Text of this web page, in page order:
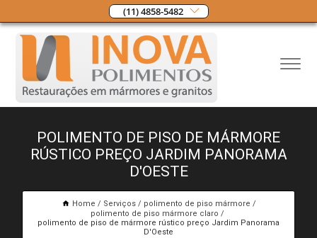
(11) 4858-5482
POLIMENTO DE PISO DE MÁRMORE
RÚSTICO PREÇO JARDIM PANORAMA
D'OESTE
Home Serviços
polimento de piso mármore
polimento de piso mármore claro
polimento de piso de mármore rústico preço Jardim Panorama
D'Oeste